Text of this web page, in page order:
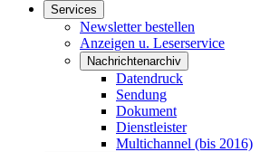
Services
Newsletter bestellen
Anzeigen u. Leserservice
Nachrichtenarchiv
Datendruck
Sendung
Dokument
Dienstleister
Multichannel (bis 2016)